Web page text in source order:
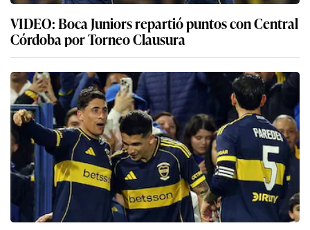
VIDEO: Boca Juniors repartió puntos con Central
Córdoba por Torneo Clausura